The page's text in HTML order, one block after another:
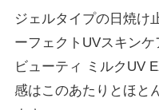
ジェルタイプの日焼け
ーフェクトUVスキン
ビューティ ミルクUV
感はこのあたりとほと